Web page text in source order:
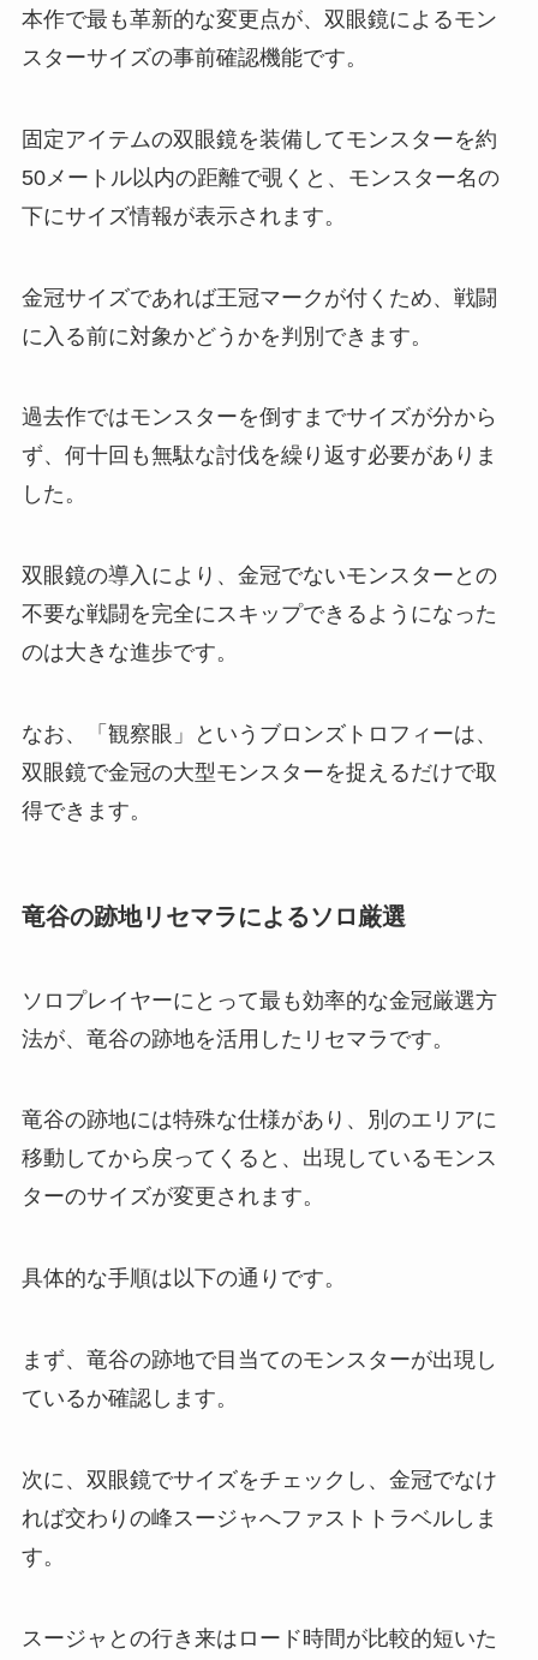
本作で最も革新的な変更点が、双眼鏡によるモン
スターサイズの事前確認機能です。
固定アイテムの双眼鏡を装備してモンスターを約
50メートル以内の距離で覗くと、モンスター名の
下にサイズ情報が表示されます。
金冠サイズであれば王冠マークが付くため、戦闘
に入る前に対象かどうかを判別できます。
過去作ではモンスターを倒すまでサイズが分から
ず、何十回も無駄な討伐を繰り返す必要がありま
した。
双眼鏡の導入により、金冠でないモンスターとの
不要な戦闘を完全にスキップできるようになった
のは大きな進歩です。
なお、「観察眼」というブロンズトロフィーは、
双眼鏡で金冠の大型モンスターを捉えるだけで取
得できます。
竜谷の跡地リセマラによるソロ厳選
ソロプレイヤーにとって最も効率的な金冠厳選方
法が、竜谷の跡地を活用したリセマラです。
竜谷の跡地には特殊な仕様があり、別のエリアに
移動してから戻ってくると、出現しているモンス
ターのサイズが変更されます。
具体的な手順は以下の通りです。
まず、竜谷の跡地で目当てのモンスターが出現し
ているか確認します。
次に、双眼鏡でサイズをチェックし、金冠でなけ
れば交わりの峰スージャへファストトラベルしま
す。
スージャとの行き来はロード時間が比較的短いた